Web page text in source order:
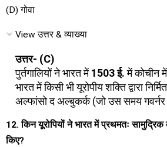
(D) गोवा
View उत्तर & व्याख्या
उत्तर- (C)
पुर्तगालियों ने भारत में1503 ई.में कोचीन में
भारत में किसी भी यूरोपीय शक्ति द्वारा
अल्फांसो द अल्बुकर्क (जो उस समय गवर्नर
12. किन यूरोपियों ने भारत में प्रथमतः सामुद्रिक
किए?